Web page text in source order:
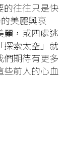
的往往只是快
美麗與哀
麗，或四處逃
探索太空」就
們期待有更多
前人的心血